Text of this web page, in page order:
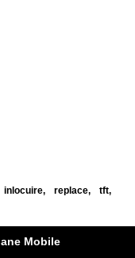
inlocuire, replace, tft,
Mobile